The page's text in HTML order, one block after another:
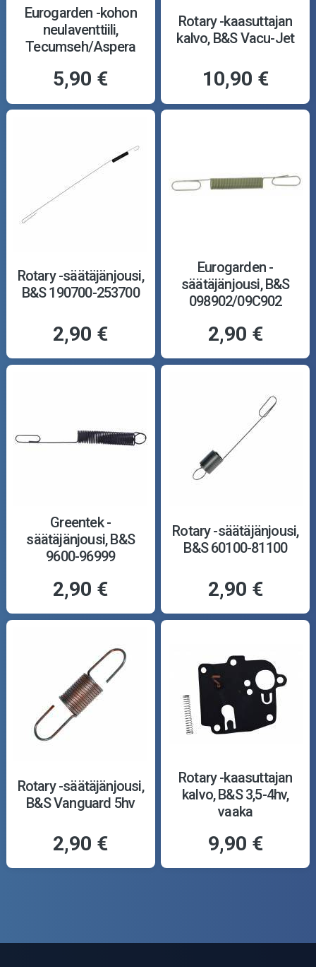
Eurogarden -kohon
neulaventtiili,
Tecumseh/Aspera
5,90 €
Rotary -kaasuttajan
kalvo, B&S Vacu-Jet
10,90 €
Rotary -säätäjänjousi,
B&S 190700-253700
2,90 €
Eurogarden -
säätäjänjousi, B&S
098902/09C902
2,90 €
Greentek -
säätäjänjousi, B&S
9600-96999
2,90 €
Rotary -säätäjänjousi,
B&S 60100-81100
2,90 €
Rotary -säätäjänjousi,
B&S Vanguard 5hv
2,90 €
Rotary -kaasuttajan
kalvo, B&S 3,5-4hv,
vaaka
9,90 €